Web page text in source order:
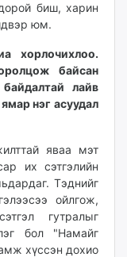
биш, харин
юм.
хорлочихлоо.
байсан
лайв
нэг асуудал
яваа мэт
их сэтгэлийн
Тэднийг
ойлгож,
гутралыг
бол "Намайг
хүссэн дохио